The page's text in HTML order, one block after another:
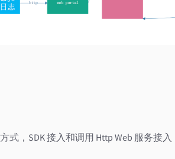
式，SDK 接入和调用 Http Web 服务接入